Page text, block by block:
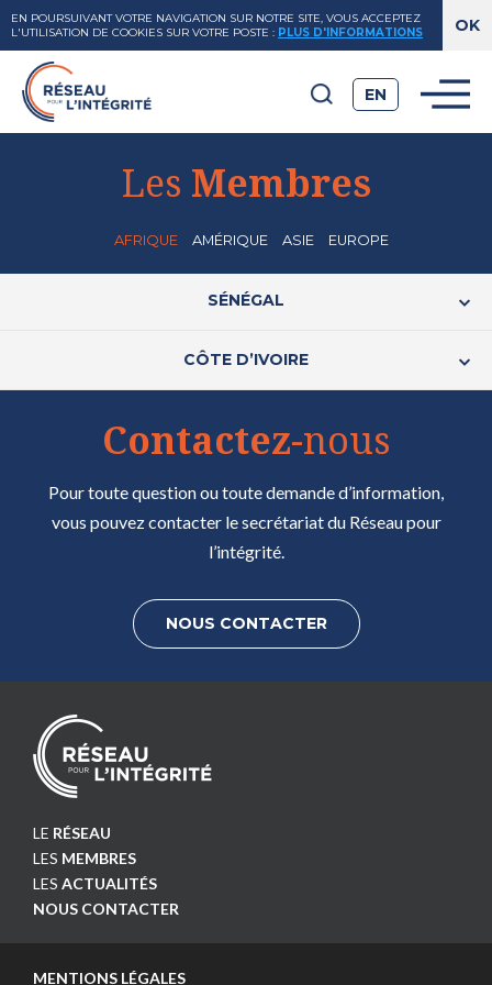
EN POURSUIVANT VOTRE NAVIGATION SUR NOTRE SITE, VOUS ACCEPTEZ
L'UTILISATION DE COOKIES SUR VOTRE POSTE : PLUS D'INFORMATIONS
EN
Les Membres
AFRIQUE AMÉRIQUE ASIE EUROPE
SÉNÉGAL
CÔTE D’IVOIRE
Contactez-nous
Pour toute question ou toute demande d’information,
vous pouvez contacter le secrétariat du Réseau pour
l’intégrité.
NOUS CONTACTER
LE RÉSEAU
LES MEMBRES
LES ACTUALITÉS
NOUS CONTACTER
MENTIONS LÉGALES